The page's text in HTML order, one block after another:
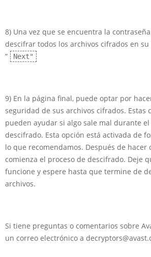
8) Una vez que se encuentra la
descifrar todos los archivos cifrados en su
“
Next"
9) En la página final, puede optar por
seguridad de sus archivos cifrados. Estas
pueden ayudar si algo sale mal durante el
descifrado. Esta opción está activada de
lo que recomendamos. Después de hacer
comienza el proceso de descifrado. Deje
funcione y espere hasta que termine de
archivos.
Si tiene preguntas o comentarios sobre
un correo electrónico a